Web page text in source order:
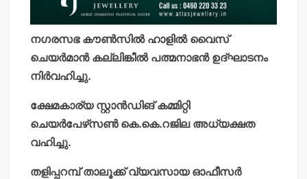
നഗരസഭ കൗണ്‍സില്‍ ഹാളില്‍ വൈസ്
ചെയര്‍മാന്‍ കല്ലിങ്കീല്‍ പത്മനാഭന്‍ ഉദ്ഘാടനം
നിര്‍വഹിച്ചു.
ക്ഷേമകാര്യ സ്റ്റാന്‍ഡിങ് കമ്മിറ്റി
ചെയര്‍പേഴ്‌സണ്‍ കെ.കെ.റജില അധ്യക്ഷത
വഹിച്ചു.
തളിപ്പറമ്പ് താലൂക്ക് വ്യവസായ ഓഫീസര്‍